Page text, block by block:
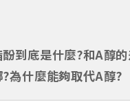
到底是什麼?和A醇
為什麼能夠取代A醇?